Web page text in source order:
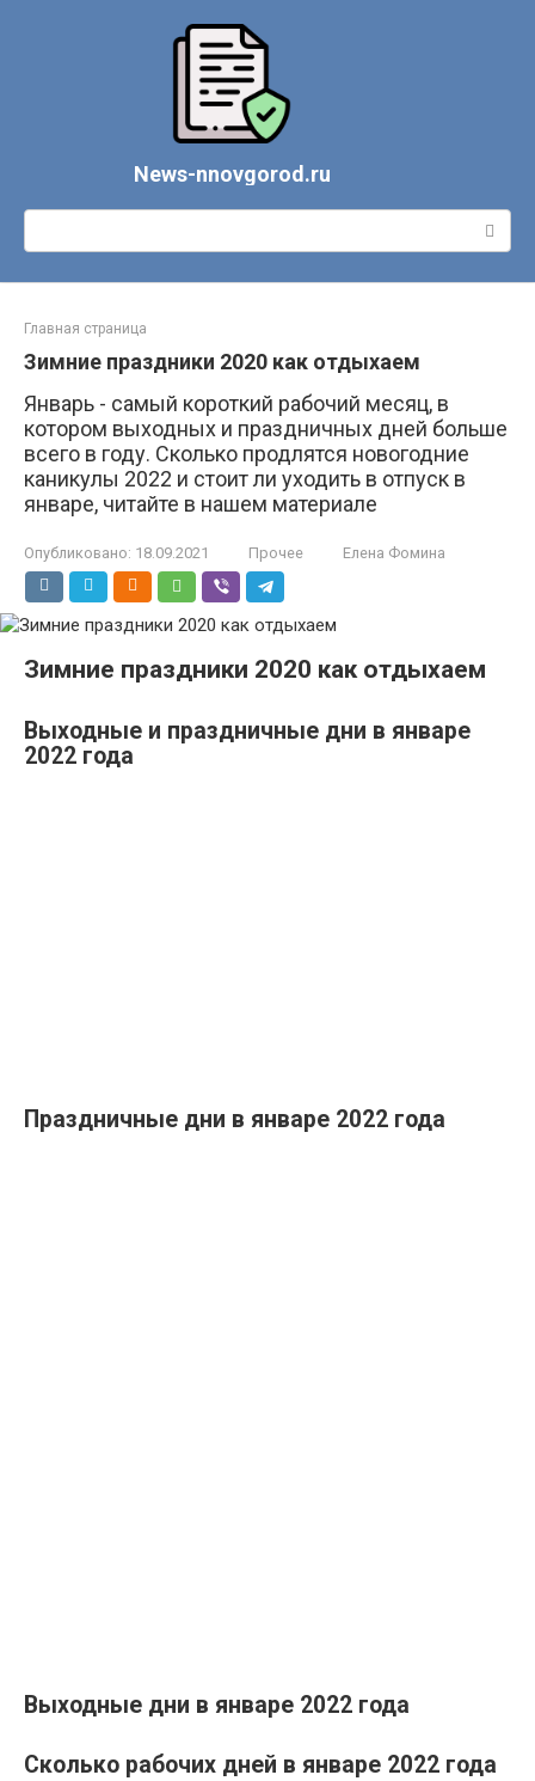
News-nnovgorod.ru
Поиск:
Главная страница
Зимние праздники 2020 как отдыхаем
Январь - самый короткий рабочий месяц, в
котором выходных и праздничных дней больше
всего в году. Сколько продлятся новогодние
каникулы 2022 и стоит ли уходить в отпуск в
январе, читайте в нашем материале
Опубликовано: 18.09.2021 Прочее Елена Фомина
Зимние праздники 2020 как отдыхаем
Выходные и праздничные дни в январе
2022 года
Праздничные дни в январе 2022 года
Выходные дни в январе 2022 года
Сколько рабочих дней в январе 2022 года